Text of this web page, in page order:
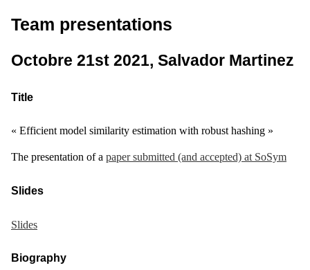
Team presentations
Octobre 21st 2021, Salvador Martinez
Title
« Efficient model similarity estimation with robust hashing »
The presentation of a paper submitted (and accepted) at SoSym
Slides
Slides
Biography